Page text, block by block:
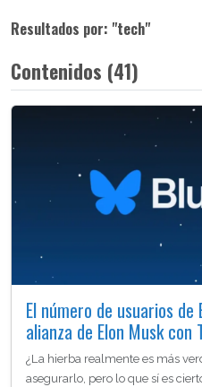
Resultados por: "tech"
Contenidos (41)
El número de usuarios
alianza de Elon Musk
¿La hierba realmente es más
asegurarlo, pero lo que sí es